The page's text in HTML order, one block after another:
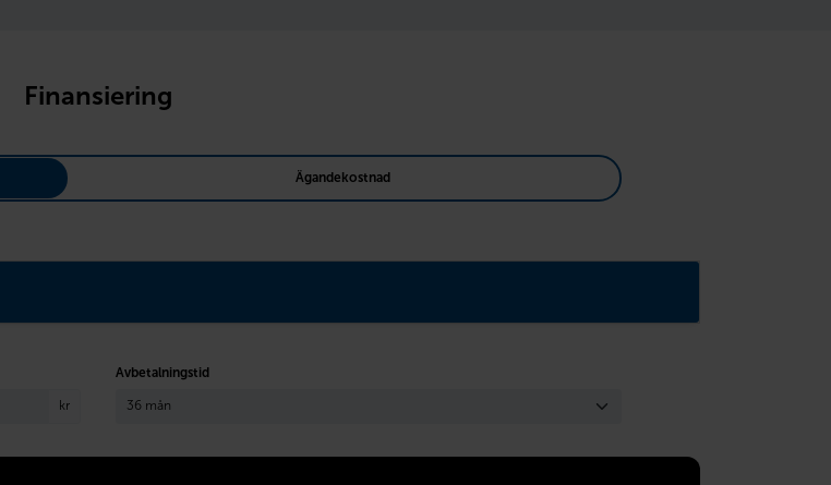
Finansiering
Ägandekostnad
kr
Avbetalningstid